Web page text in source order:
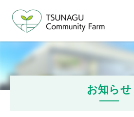
お知らせ